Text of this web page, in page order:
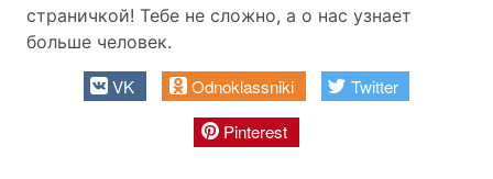
страничкой! Тебе не сложно, а о нас узнает
больше человек.
VK Odnoklassniki
Twitter
Pinterest